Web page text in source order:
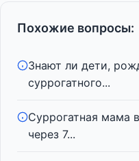
Похожие вопросы:
Знают ли дети,
суррогатного...
Суррогатная мама
через 7...